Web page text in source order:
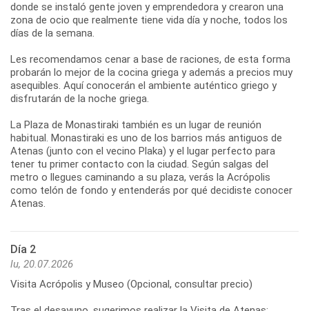
donde se instaló gente joven y emprendedora y crearon una
zona de ocio que realmente tiene vida día y noche, todos los
días de la semana.
Les recomendamos cenar a base de raciones, de esta forma
probarán lo mejor de la cocina griega y además a precios muy
asequibles. Aquí conocerán el ambiente auténtico griego y
disfrutarán de la noche griega.
La Plaza de Monastiraki también es un lugar de reunión
habitual. Monastiraki es uno de los barrios más antiguos de
Atenas (junto con el vecino Plaka) y el lugar perfecto para
tener tu primer contacto con la ciudad. Según salgas del
metro o llegues caminando a su plaza, verás la Acrópolis
como telón de fondo y entenderás por qué decidiste conocer
Atenas.
Día 2
lu, 20.07.2026
Visita Acrópolis y Museo (Opcional, consultar precio)